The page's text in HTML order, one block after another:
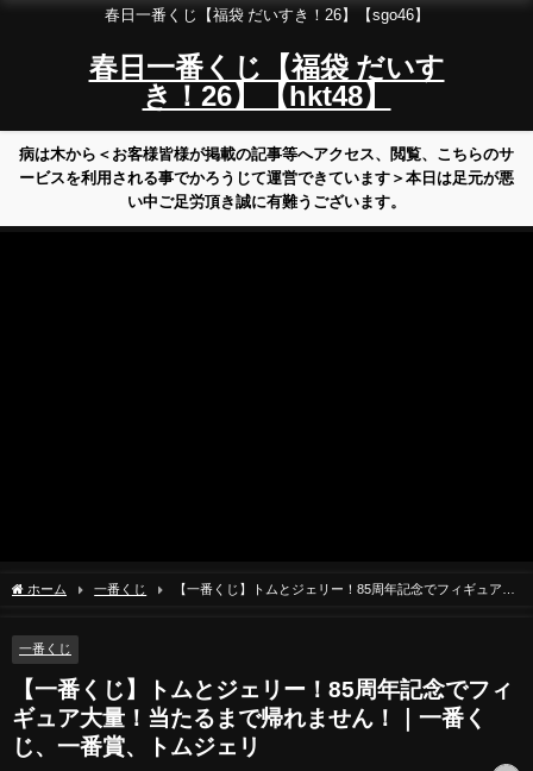
春日一番くじ【福袋 だいすき！26】【sgo46】
春日一番くじ【福袋 だいす
き！26】【hkt48】
病は木から＜お客様皆様が掲載の記事等へアクセス、閲覧、こちらのサ
ービスを利用される事でかろうじて運営できています＞本日は足元が悪
い中ご足労頂き誠に有難うございます。
ホーム 一番くじ
【一番くじ】トムとジェリー！85周年記念でフィギュア大
一番くじ
【一番くじ】トムとジェリー！85周年記念でフィ
ギュア大量！当たるまで帰れません！｜一番く
じ、一番賞、トムジェリ